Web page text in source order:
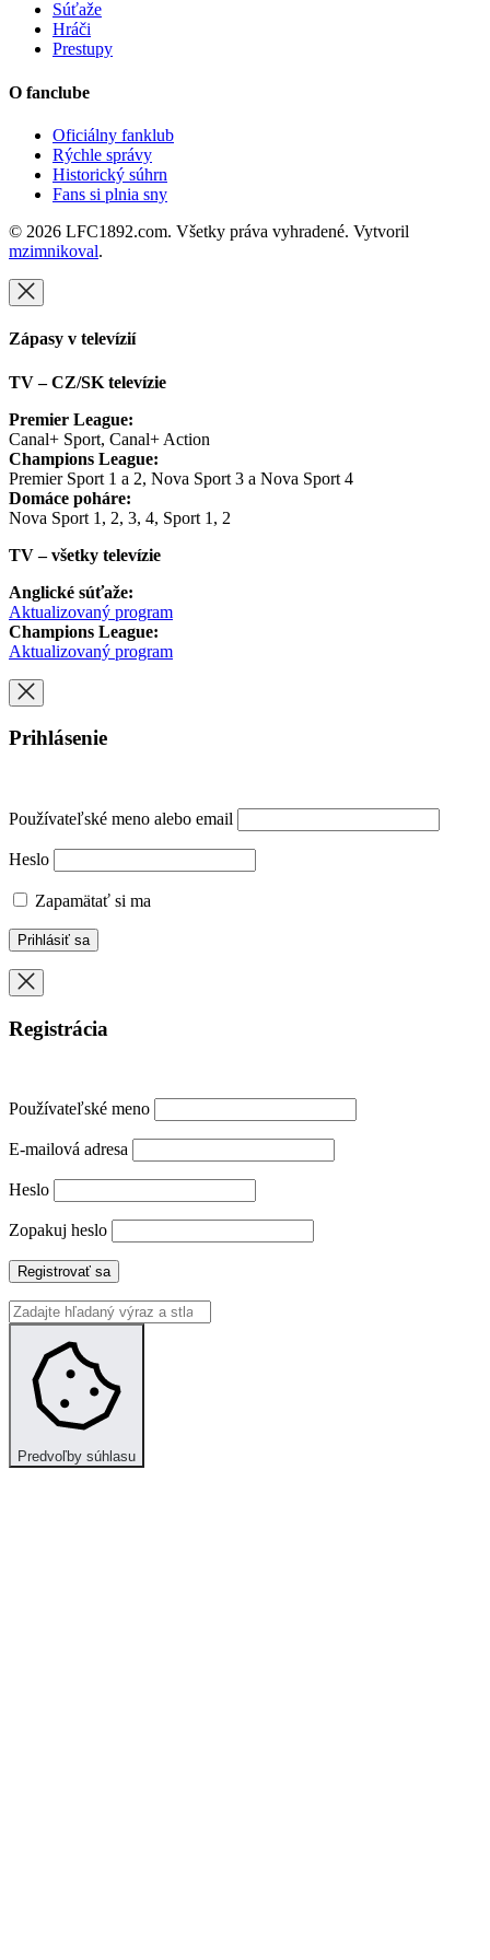
Súťaže
Hráči
Prestupy
O fanclube
Oficiálny fanklub
Rýchle správy
Historický súhrn
Fans si plnia sny
© 2026 LFC1892.com. Všetky práva vyhradené. Vytvoril
mzimnikoval.
Zápasy v televízií
TV – CZ/SK televízie
Premier League:
Canal+ Sport, Canal+ Action
Champions League:
Premier Sport 1 a 2, Nova Sport 3 a Nova Sport 4
Domáce poháre:
Nova Sport 1, 2, 3, 4, Sport 1, 2
TV – všetky televízie
Anglické súťaže:
Aktualizovaný program
Champions League:
Aktualizovaný program
Prihlásenie
Používateľské meno alebo email
Heslo
Zapamätať si ma
Registrácia
Používateľské meno
E-mailová adresa
Heslo
Zopakuj heslo
Registrovať sa
Predvoľby súhlasu